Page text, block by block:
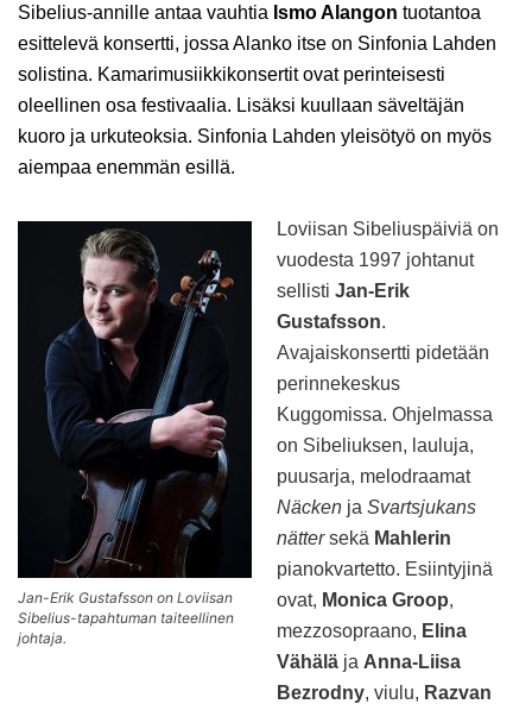
Sibelius-annille antaa vauhtia Ismo Alangon tuotantoa
esittelevä konsertti, jossa Alanko itse on Sinfonia Lahden
solistina. Kamarimusiikkikonsertit ovat perinteisesti
oleellinen osa festivaalia. Lisäksi kuullaan säveltäjän
kuoro ja urkuteoksia. Sinfonia Lahden yleisötyö on myös
aiempaa enemmän esillä.
Jan-Erik Gustafsson on Loviisan
Sibelius-tapahtuman taiteellinen
johtaja.
Loviisan Sibeliuspäiviä on
vuodesta 1997 johtanut
sellisti Jan-Erik
Gustafsson.
Avajaiskonsertti pidetään
perinnekeskus
Kuggomissa. Ohjelmassa
on Sibeliuksen, lauluja,
puusarja, melodraamat
Näcken ja Svartsjukans
nättersekä Mahlerin
pianokvartetto. Esiintyjinä
ovat, Monica Groop,
mezzosopraano, Elina
Vähälä ja Anna-Liisa
Bezrodny, viulu, Razvan